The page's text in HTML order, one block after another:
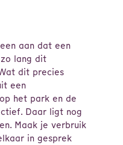
aan dat een
lang dit
dit precies
een
het park en de
Daar ligt nog
Maak je verbruik
in gesprek